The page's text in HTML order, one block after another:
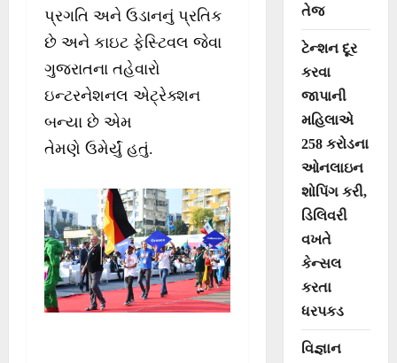
પ્રગતિ અને ઉડાનનું પ્રતિક
છે અને કાઇટ ફેસ્ટિવલ જેવા
ગુજરાતના તહેવારો
ઇન્ટરનેશનલ એટ્રેક્શન
બન્યા છે એમ
તેમણે ઉમેર્યું હતું.
તેજ
ટેન્શન દૂર
કરવા
જાપાની
મહિલાએ
258 કરોડના
ઓનલાઇન
શોપિંગ કરી,
ડિલિવરી
વખતે
કેન્સલ
કરતા
ધરપકડ
વિજ્ઞાન